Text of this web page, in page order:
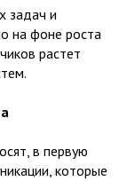
задач и
на фоне роста
растет
в первую
которые